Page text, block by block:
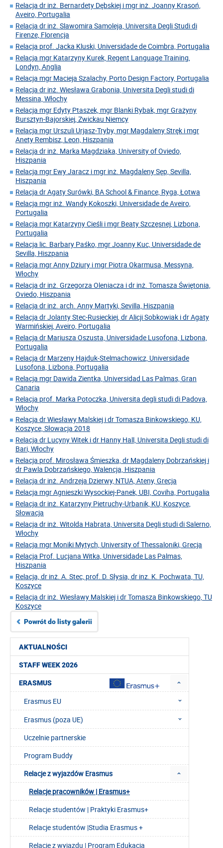
AKTUALNOŚCI
STAFF WEEK 2026
ERASMUS
Erasmus EU
Erasmus (poza UE)
Uczelnie partnerskie
Program Buddy
Relacje z wyjazdów Erasmus
Relacje pracowników | Erasmus+
Relacje studentów | Praktyki Erasmus+
Relacje studentów |Studia Erasmus +
Relacje z wyjazdu | Program Edukacja
Relacja dr inż. Bernardety Dębskiej i mgr inż. Joanny Krasoń,
Aveiro, Portugalia
Relacja dr inż. Slawomira Samoleja, Universita Degli Studi di
Firenze, Florencja
Relacja prof. Jacka Kluski, Universidade de Coimbra, Portugalia
Relacja mgr Katarzyny Kurek, Regent Language Training,
Londyn, Anglia
Relacja mgr Macieja Szalachy, Porto Design Factory, Portugalia
Relacja dr inż. Wiesława Grabonia, Universita Degli studi di
Messina, Włochy
Relacja mgr Edyty Ptaszek, mgr Blanki Rybak, mgr Grażyny
Bursztyn-Bajorskiej, Zwickau Niemcy
Relacja mgr Urszuli Urjasz-Tryby, mgr Magdaleny Stręk i mgr
Anety Rembisz, Leon, Hiszpania
Relacja dr inż. Marka Magdziaka, University of Oviedo,
Hiszpania
Relacja mgr Ewy Jaracz i mgr inż. Magdaleny Sęp, Sevilla,
Hiszpania
Relacja dr Agaty Surówki, BA School & Finance, Ryga, Łotwa
Relacja mgr inż. Wandy Kokoszki, Universidade de Aveiro,
Portugalia
Relacja mgr Katarzyny Cieśli i mgr Beaty Szczęsnej, Lizbona,
Portugalia
Relacja lic. Barbary Paśko, mgr Joanny Kuc, Universidade de
Sevilla, Hiszpania
Relacja mgr Anny Dziury i mgr Piotra Okarmusa, Messyna,
Włochy
Relacja dr inż. Grzegorza Oleniacza i dr inż. Tomasza Świętonia,
Oviedo, Hiszpania
Relacja dr inż. arch. Anny Martyki, Sevilla, Hiszpania
Relacja dr Jolanty Stec-Rusieckiej, dr Alicji Sobkowiak i dr Agaty
Warmińskiej, Aveiro, Portugalia
Relacja dr Mariusza Oszusta, Universidade Lusofona, Lizbona,
Portugalia
Relacja dr Marzeny Hajduk-Stelmachowicz, Universidade
Lusofona, Lizbona, Portugalia
Relacja mgr Dawida Zientka, Universidad Las Palmas, Gran
Canaria
Relacja prof. Marka Potoczka, Universita degli studi di Padova,
Włochy
Relacja dr Wiesławy Malskiej i dr Tomasza Binkowskiego, KU,
Koszyce, Słowacja 2018
Relacja dr Lucyny Witek i dr Hanny Hall, Universita Degli studi di
Bari, Włochy
Relacja prof. Mirosława Śmieszka, dr Magdaleny Dobrzańskiej i
dr Pawla Dobrzańskiego, Walencja, Hiszpania
Relacja dr inż. Andrzeja Dzierwy, NTUA, Ateny, Grecja
Relacja mgr Agnieszki Wysockiej-Panek, UBI, Coviha, Portugalia
Relacja dr inż. Katarzyny Pietruchy-Urbanik, KU, Koszyce,
Słowacja
Relacja dr inż. Witolda Habrata, Universita Degli studi di Salerno,
Włochy
Relacja mgr Moniki Mytych, University of Thessaloniki, Grecja
Relacja Prof. Lucjana Witka, Universidade Las Palmas,
Hiszpania
Relacja, dr inż. A. Stec, prof. D. Słysia, dr inz. K. Pochwata, TU,
Koszyce
Relacja dr inż. Wiesławy Malskiej i dr Tomasza Binkowskiego, TU
Koszyce
Powrót do listy galerii